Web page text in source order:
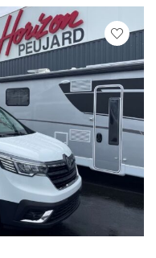
Veuillez
vous